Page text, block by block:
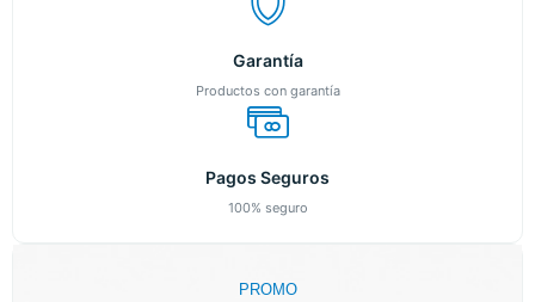
Garantía
Productos con garantía
Pagos Seguros
100% seguro
PROMO